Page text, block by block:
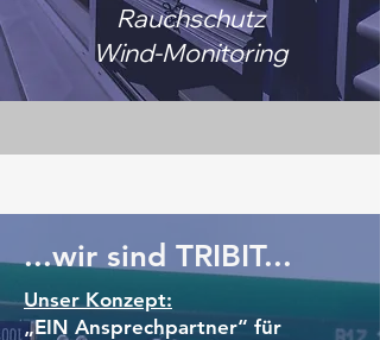
Rauchschutz
Wind-Monitoring
...wir sind TRIBIT...
Unser Konzept:
„EIN Ansprechpartner“ für